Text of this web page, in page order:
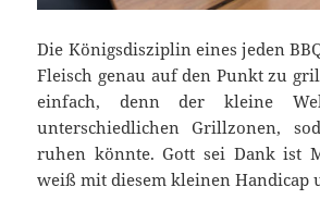
Die Königsdisziplin eines jeden
Fleisch genau auf den Punkt zu
einfach, denn der kleine
unterschiedlichen Grillzonen,
ruhen könnte. Gott sei Dank ist
weiß mit diesem kleinen Handicap